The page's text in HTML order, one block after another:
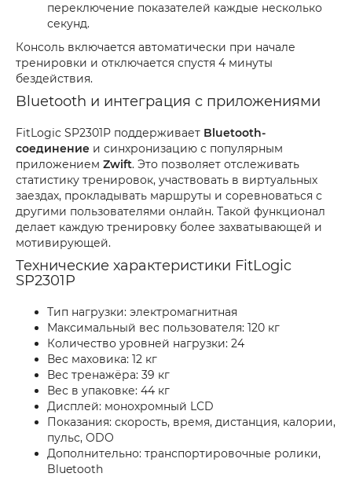
переключение показателей каждые несколько
секунд.
Консоль включается автоматически при начале
тренировки и отключается спустя 4 минуты
бездействия.
Bluetooth и интеграция с приложениями
FitLogic SP2301P поддерживает Bluetooth-
соединение и синхронизацию с популярным
приложением Zwift. Это позволяет отслеживать
статистику тренировок, участвовать в виртуальных
заездах, прокладывать маршруты и соревноваться с
другими пользователями онлайн. Такой функционал
делает каждую тренировку более захватывающей и
мотивирующей.
Технические характеристики FitLogic
SP2301P
Тип нагрузки: электромагнитная
Максимальный вес пользователя: 120 кг
Количество уровней нагрузки: 24
Вес маховика: 12 кг
Вес тренажёра: 39 кг
Вес в упаковке: 44 кг
Дисплей: монохромный LCD
Показания: скорость, время, дистанция, калории,
пульс, ODO
Дополнительно: транспортировочные ролики,
Bluetooth